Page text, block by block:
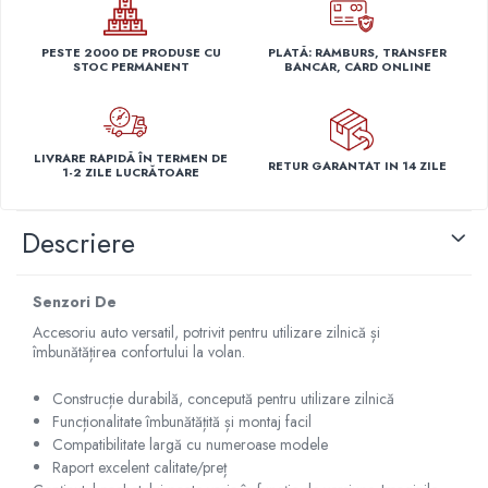
Capace r14 Nissan
Capace r14 Opel
Capace r14 Seat
Capace r14 Skoda
Capace r14 Toyota
Capace r14 Volvo
Capace r15 Alfa Romeo
Capace r15 BMW
Capace r15 Chevrolet
Capace r15 Citroen
Capace r15 Dacia
Capace r15 Daewo
Capace r15 Ford
Capace r15 Hyundai
PESTE 2000 DE PRODUSE CU
STOC PERMANENT
PLATĂ: RAMBURS, TRANSFER
BANCAR, CARD ONLINE
LIVRARE RAPIDĂ ÎN TERMEN DE
1-2 ZILE LUCRĂTOARE
RETUR GARANTAT IN 14 ZILE
Descriere
Senzori De
Accesoriu auto versatil, potrivit pentru utilizare zilnică și
îmbunătățirea confortului la volan.
Construcție durabilă, concepută pentru utilizare zilnică
Funcționalitate îmbunătățită și montaj facil
Compatibilitate largă cu numeroase modele
Raport excelent calitate/preț